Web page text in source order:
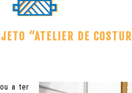
“ATELIER DE
a ter